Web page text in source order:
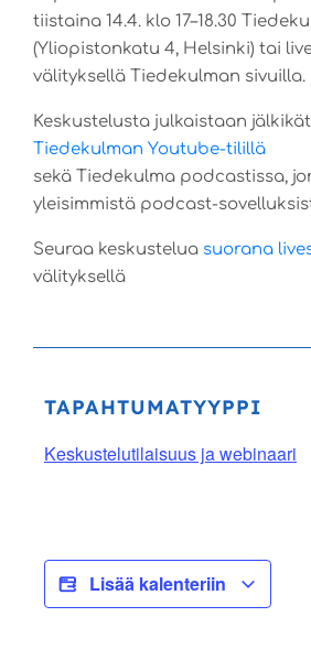
tiistaina 14.4. klo 17–18.30
(Yliopistonkatu 4, Helsinki) tai
välityksellä Tiedekulman sivuilla.
Keskustelusta julkaistaan
Tiedekulman Youtube-tilillä
sekä Tiedekulma podcastissa,
yleisimmistä podcast-
Seuraa keskustelua suorana
välityksellä
TAPAHTUMATYYPPI
Keskustelutilaisuus ja webinaari
Lisää kalenteriin